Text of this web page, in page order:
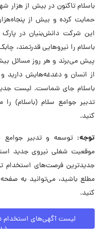
باسلام تاکنون در بیش از هزار
حمایت کرده و بیش از
این شرکت دانش‌بنیان در پارک
باسلام را نیروهایی قدرتمند،
پیش می‌برند و هر روز مسائل
از انسان و دغدغه‌هایش دارید
باسلام جای شماست. لیست
تدبیر جوامع سلام (باسلام)
کنید.
توجه:
موقعیت شغلی نیروی جدید
جدیدترین فرصت‌های استخدام
مطلع باشید، می‌توانید به
کنید.
لیست آگهی‌های استخدام